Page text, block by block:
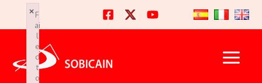
al
contenido
F
ai
l
e
d
t
o
×F
ai
l
e
d
t
o
×